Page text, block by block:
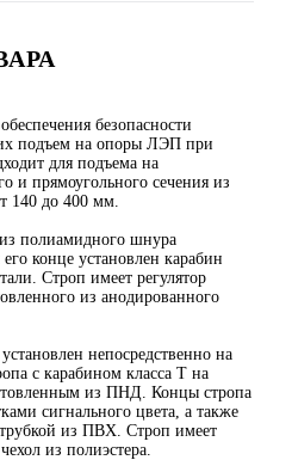
безопасности
подъем на опоры ЛЭП при
для подъема на
и прямоугольного сечения из
140 до 400 мм.
полиамидного шнура
конце установлен карабин
Строп имеет регулятор
из анодированного
непосредственно на
с карабином класса Т на
из ПНД. Концы стропа
сигнального цвета, а также
из ПВХ. Строп имеет
из полиэстера.